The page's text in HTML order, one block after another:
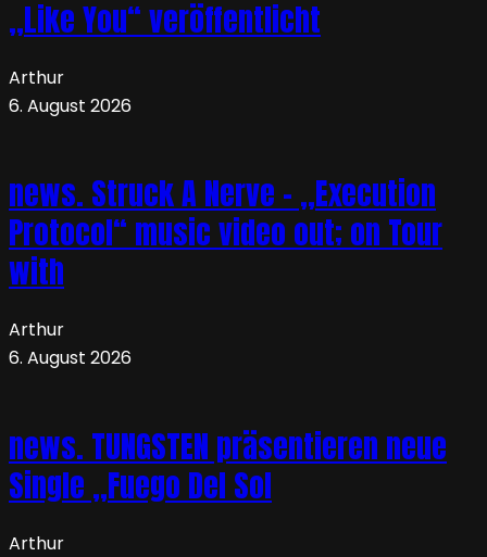
„Like You“ veröffentlicht
Arthur
6. August 2026
news. Struck A Nerve – „Execution
Protocol“ music video out; on Tour
with
Arthur
6. August 2026
news. TUNGSTEN präsentieren neue
Single „Fuego Del Sol
Arthur